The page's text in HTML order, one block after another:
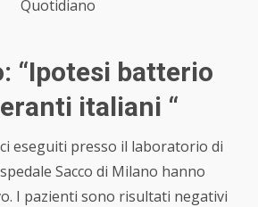
Quotidiano
“Ipotesi batterio
italiani “
eseguiti presso il laboratorio di
Sacco di Milano hanno
I pazienti sono risultati negativi